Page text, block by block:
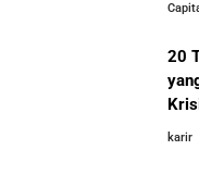
Belajar dari Kopi
Cara Mendirikan
20
karir